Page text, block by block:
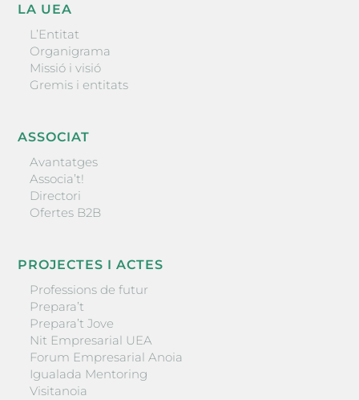
LA UEA
L’Entitat
Organigrama
Missió i visió
Gremis i entitats
ASSOCIAT
Avantatges
Associa’t!
Directori
Ofertes B2B
PROJECTES I ACTES
Professions de futur
Prepara’t
Prepara’t Jove
Nit Empresarial UEA
Forum Empresarial Anoia
Igualada Mentoring
Visitanoia